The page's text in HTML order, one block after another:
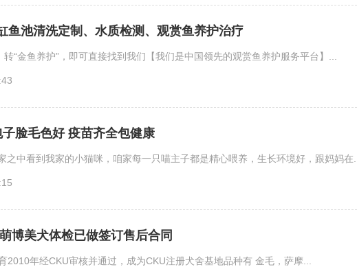
池清洗定制、水质检测、观赏鱼养护治疗
“金鱼养护”，即可直接找到我们【我们是中国领先的观赏鱼养护服务平台】...
脸毛色好 疫苗齐全包健康
之中看到我家的小猫咪，咱家每一只喵主子都是精心喂养，生长环境好，跟妈妈在...
博美犬体检已做签订售后合同
2010年经CKU审核并通过，成为CKU注册犬舍基地品种有 金毛，萨摩...